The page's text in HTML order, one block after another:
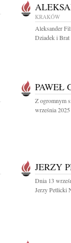
KRAKÓW
Aleksander
Dziadek i Brat
PAWEŁ
Z ogromnym
września
JERZY
Dnia 13
Jerzy Petlicki